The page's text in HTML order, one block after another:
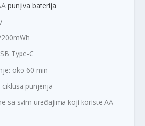
punjiva baterija
Type-C
oko 60 min
ciklusa punjenja
sa svim uređajima koji koriste AA